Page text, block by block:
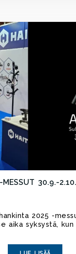
30.9.-2.10.
2025 -
aika syksystä, kun